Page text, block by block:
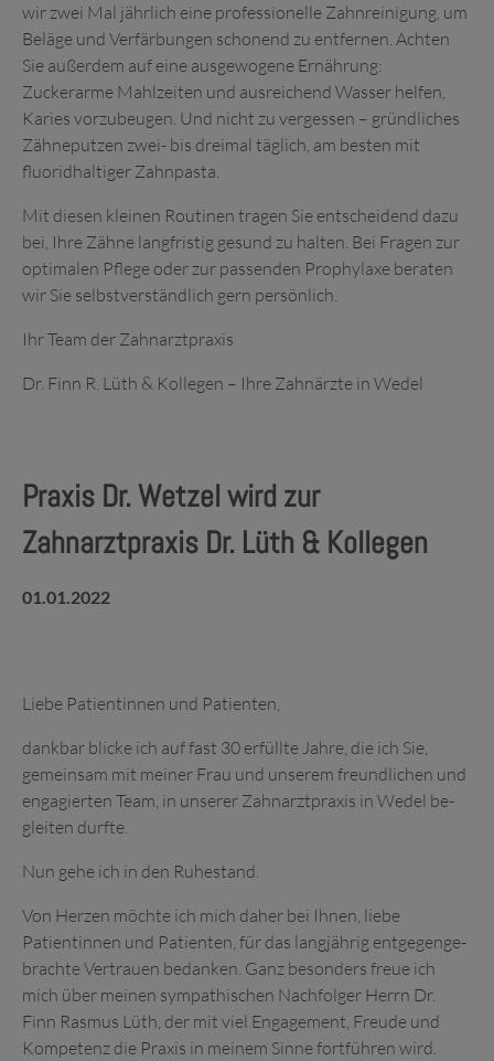
wir zwei Mal jährlich eine professionelle Zahnreinigung, um
Beläge und Verfärbungen schonend zu entfernen. Achten
Sie außerdem auf eine ausgewogene Ernährung:
Zuckerarme Mahlzeiten und ausreichend Wasser helfen,
Karies vorzubeugen. Und nicht zu vergessen – gründliches
Zähneputzen zwei- bis dreimal täglich, am besten mit
fluoridhaltiger Zahnpasta.
Mit diesen kleinen Routinen tragen Sie entscheidend dazu
bei, Ihre Zähne langfristig gesund zu halten. Bei Fragen zur
optimalen Pflege oder zur passenden Prophylaxe beraten
wir Sie selbstverständlich gern persönlich.
Ihr Team der Zahnarztpraxis
Dr. Finn R. Lüth & Kollegen – Ihre Zahnärzte in Wedel
Praxis Dr. Wetzel wird zur
Zahnarztpraxis Dr. Lüth & Kollegen
01.01.2022
Liebe Patientinnen und Patienten,
dankbar blicke ich auf fast 30 erfüllte Jahre, die ich Sie,
gemein­sam mit meiner Frau und unserem freund­lichen und
enga­gierten Team, in unserer Zahn­arzt­praxis in Wedel be­
gleiten durfte.
Nun gehe ich in den Ruhe­stand.
Von Herzen möchte ich mich daher bei Ihnen, liebe
Patientinnen und Patienten, für das lang­jährig ent­gegen­ge­
brachte Ver­trauen be­danken. Ganz be­sonders freue ich
mich über meinen sympa­thischen Nach­folger Herrn Dr.
Finn Rasmus Lüth, der mit viel En­ga­ge­ment, Freude und
Kompetenz die Praxis in meinem Sinne fort­führen wird.